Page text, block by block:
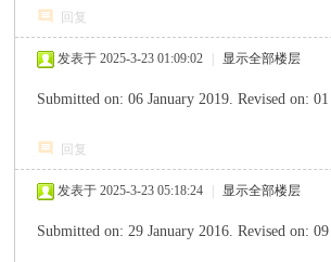
回复
发表于 2025-3-23 01:09:02 显示全部楼层
Submitted on: 06 January 2019. Revised on:
回复
发表于 2025-3-23 05:18:24 显示全部楼层
Submitted on: 29 January 2016. Revised on: